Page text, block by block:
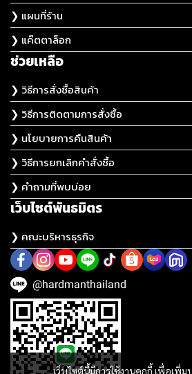
เว็บไซต์นี้มีการใช้งานคุกกี้ เพื่อเพิ่
❯ แผนที่ร้าน
❯ แค๊ตตาล็อก
ช่วยเหลือ
❯ วิธีการสั่งซื้อสินค้า
❯ วิธีการติดตามการสั่งซื้อ
❯ นโยบายการคืนสินค้า
❯ วิธีการยกเลิกคำสั่งซื้อ
❯ คำถามที่พบบ่อย
เว็บไซต์พันธมิตร
❯ คณะบริหารธุรกิจ
@hardmanthailand